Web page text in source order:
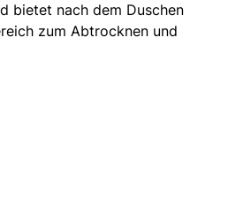
bietet nach dem Duschen
zum Abtrocknen und